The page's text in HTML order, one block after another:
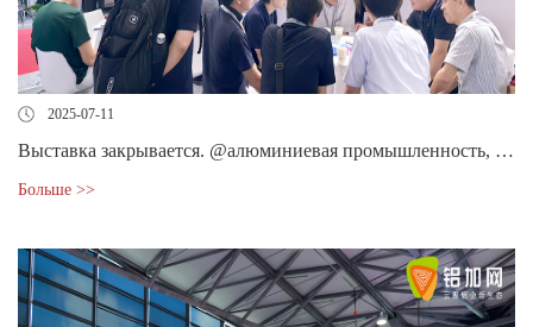
2025-07-11
Выставка закрывается. @алюминиевая промышленность, мы увидимся в следующем году
Больше >>